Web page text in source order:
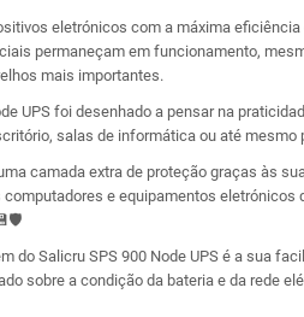
eletrónicos com a máxima eficiência
permaneçam em funcionamento,
mais importantes.
UPS foi desenhado a pensar na
salas de informática ou até
camada extra de proteção graças às
e equipamentos
do Salicru SPS 900 Node UPS é a sua
sobre a condição da bateria e da rede